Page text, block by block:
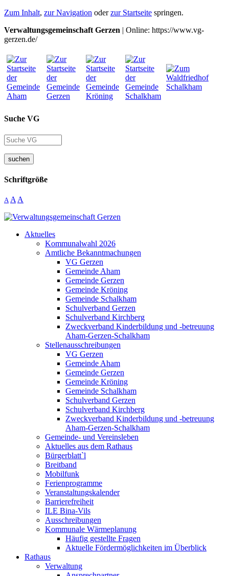
Zum Inhalt, zur Navigation oderzur Startseite springen.
Verwaltungsgemeinschaft Gerzen | Online: https://www.vg-
gerzen.de/
Suche VG
suchen
Schriftgröße
A A A
Aktuelles
Kommunalwahl 2026
Amtliche Bekanntmachungen
VG Gerzen
Gemeinde Aham
Gemeinde Gerzen
Gemeinde Kröning
Gemeinde Schalkham
Schulverband Gerzen
Schulverband Kirchberg
Zweckverband Kinderbildung und -betreuung
Aham-Gerzen-Schalkham
Stellenausschreibungen
VG Gerzen
Gemeinde Aham
Gemeinde Gerzen
Gemeinde Kröning
Gemeinde Schalkham
Schulverband Gerzen
Schulverband Kirchberg
Zweckverband Kinderbildung und -betreuung
Aham-Gerzen-Schalkham
Gemeinde- und Vereinsleben
Aktuelles aus dem Rathaus
Bürgerblatt`l
Breitband
Mobilfunk
Ferienprogramme
Veranstaltungskalender
Barrierefreiheit
ILE Bina-Vils
Ausschreibungen
Kommunale Wärmeplanung
Häufig gestellte Fragen
Aktuelle Fördermöglichkeiten im Überblick
Rathaus
Verwaltung